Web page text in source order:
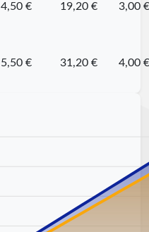
4,50 € 19,20 € 3,00 €
5,50 € 31,20 € 4,00 €